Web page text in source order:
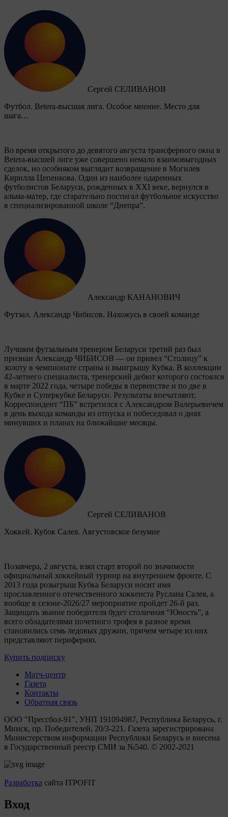
Сергей СЕЛИВАНОВ
Футбол. Betera-высшая лига. Особое мнение. Место для
шага…
Во время открытого до девятого августа трансферного окна в
Betera-высшей лиге уже совершено немало взаимовыгодных
сделок, но особняком выглядит возвращение в Могилев
Кирилла Цепенкова. Один из наиболее одаренных
футболистов Беларуси, рожденных в XXI веке, вернулся в
альма-матер, где старательно постигал футбольное искусство
в специализированной школе “Днепра”.
Александр КАНАНОВИЧ
Футзал. Александр Чибисов. Нахожусь в своей команде
Лучшим футзальным тренером Беларуси третий раз был
признан Александр ЧИБИСОВ — он привел “Столицу” к
золоту в чемпионате страны и выигрышу Кубка. В коллекции
42-летнего специалиста, тренерский дебют которого состоялся
в марте 2022 года, четыре победы в первенстве и по две в
Кубке и Суперкубке Беларуси. Результаты впечатляют.
Корреспондент “ПБ” встретился с Александром Валерьевичем
в день выхода команды из отпуска и побеседовал о днях
минувших и планах на ближайшие месяцы.
Сергей СЕЛИВАНОВ
Хоккей. Кубок Салея. Августовское безумие
Позавчера, 2 августа, взял старт второй по значимости
официальный хоккейный турнир на внутреннем фронте. C
2013 года розыгрыш Кубка Беларуси носит имя
прославленного отечественного хоккеиста Руслана Салея, а
вообще в сезоне-2026/27 мероприятие пройдет 26-й раз.
Защищать звание победителя будет столичная “Юность”, а
всего обладателями почетного трофея в разное время
становились семь ледовых дружин, причем четыре из них
представляют периферию.
Купить подписку
Матч-центр
Газета
Контакты
Обратная связь
ООО "Прессбол-91", УНП 191094987, Республика Беларусь, г.
Минск, пр. Победителей, 20/3-221. Газета зарегистрирована
Министерством информации Республики Беларусь и внесена
в Государственный реестр СМИ за №540. © 2002-2021
Разработка сайта ITPOFIT
Вход